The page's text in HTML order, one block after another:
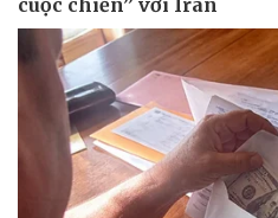
Pháp luật